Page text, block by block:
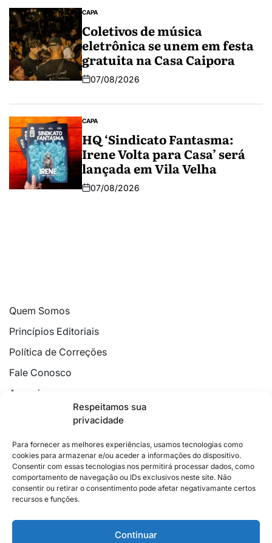
Respeitamos sua
privacidade
Para fornecer as melhores experiências, usamos tecnologias como
cookies para armazenar e/ou aceder a informações do dispositivo.
Consentir com essas tecnologias nos permitirá processar dados, como
comportamento de navegação ou IDs exclusivos neste site. Não
consentir ou retirar o consentimento pode afetar negativamante certos
recursos e funções.
Continuar
CAPA
Coletivos de música
eletrônica se unem em festa
gratuita na Casa Caipora
07/08/2026
CAPA
HQ ‘Sindicato Fantasma:
Irene Volta para Casa’ será
lançada em Vila Velha
07/08/2026
Quem Somos
Princípios Editoriais
Política de Correções
Fale Conosco
Anuncie
Política de Cookies
2026 © Feito com
no Espírito Santo.
PoderEditorialCidades